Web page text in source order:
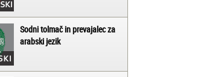
Sodni tolmač in prevajalec za
arabski jezik